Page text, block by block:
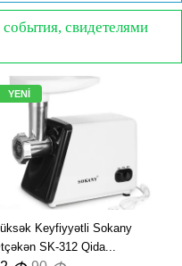
события, свидетелями